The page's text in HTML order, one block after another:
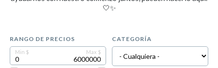
🤍✨
RANGO DE PRECIOS CATEGORÍA